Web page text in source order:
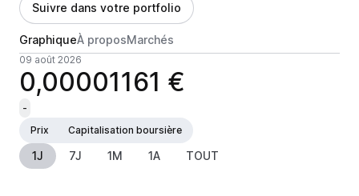
Suivre dans votre portfolio
GraphiqueÀ proposMarchés
09 août 2026
0,00001161 €
-
Prix
Capitalisation boursière
1J 7J 1M 1A TOUT